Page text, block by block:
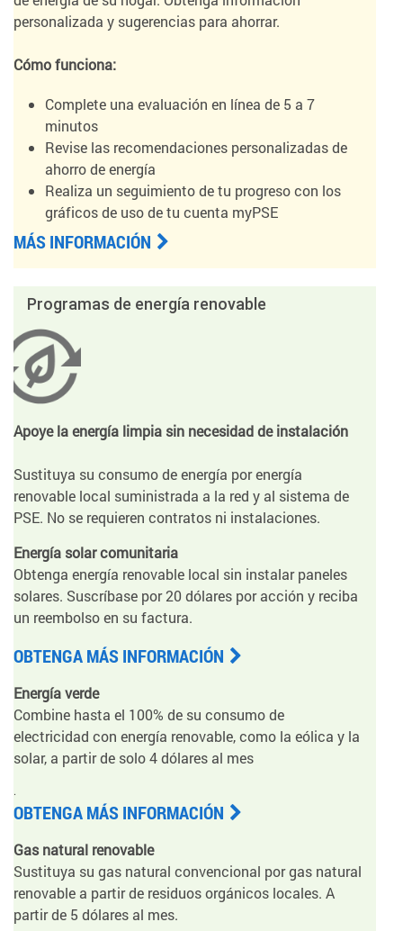
personalizada y sugerencias para ahorrar.
Cómo funciona:
Complete una evaluación en línea de 5 a 7
minutos
Revise las recomendaciones personalizadas de
ahorro de energía
Realiza un seguimiento de tu progreso con los
gráficos de uso de tu cuenta myPSE
MÁS INFORMACIÓN
Programas de energía renovable
Apoye la energía limpia sin necesidad de instalación
Sustituya su consumo de energía por energía
renovable local suministrada a la red y al sistema de
PSE. No se requieren contratos ni instalaciones.
Energía solar comunitaria
Obtenga energía renovable local sin instalar paneles
solares. Suscríbase por 20 dólares por acción y reciba
un reembolso en su factura.
OBTENGA MÁS INFORMACIÓN
Energía verde
Combine hasta el 100% de su consumo de
electricidad con energía renovable, como la eólica y la
solar, a partir de solo 4 dólares al mes
.
OBTENGA MÁS INFORMACIÓN
Gas natural renovable
Sustituya su gas natural convencional por gas natural
renovable a partir de residuos orgánicos locales. A
partir de 5 dólares al mes.